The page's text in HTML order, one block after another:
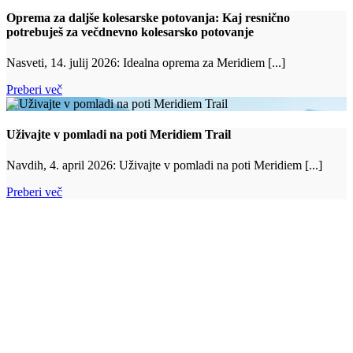
Oprema za daljše kolesarske potovanja: Kaj resnično
potrebuješ za večdnevno kolesarsko potovanje
Nasveti, 14. julij 2026: Idealna oprema za Meridiem [...]
Preberi več
Uživajte v pomladi na poti Meridiem Trail
Navdih, 4. april 2026: Uživajte v pomladi na poti Meridiem [...]
Preberi več